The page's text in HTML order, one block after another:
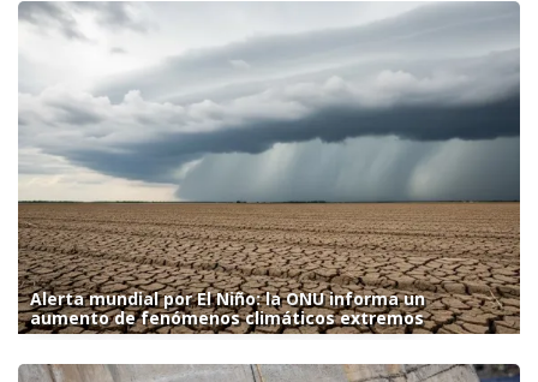
Alerta mundial por El Niño: la ONU informa un
aumento de fenómenos climáticos extremos